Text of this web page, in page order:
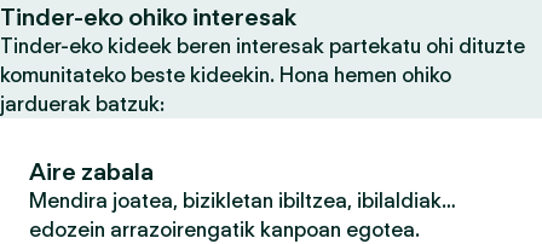
Tinder-eko ohiko interesak
Tinder-eko kideek beren interesak partekatu ohi dituzte
komunitateko beste kideekin. Hona hemen ohiko
jarduerak batzuk:
Aire zabala
Mendira joatea, bizikletan ibiltzea, ibilaldiak…
edozein arrazoirengatik kanpoan egotea.